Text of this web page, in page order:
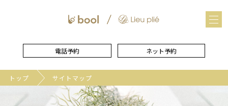
電話予約 ネット予約
メ
ニュー
を
トップ サイトマップ